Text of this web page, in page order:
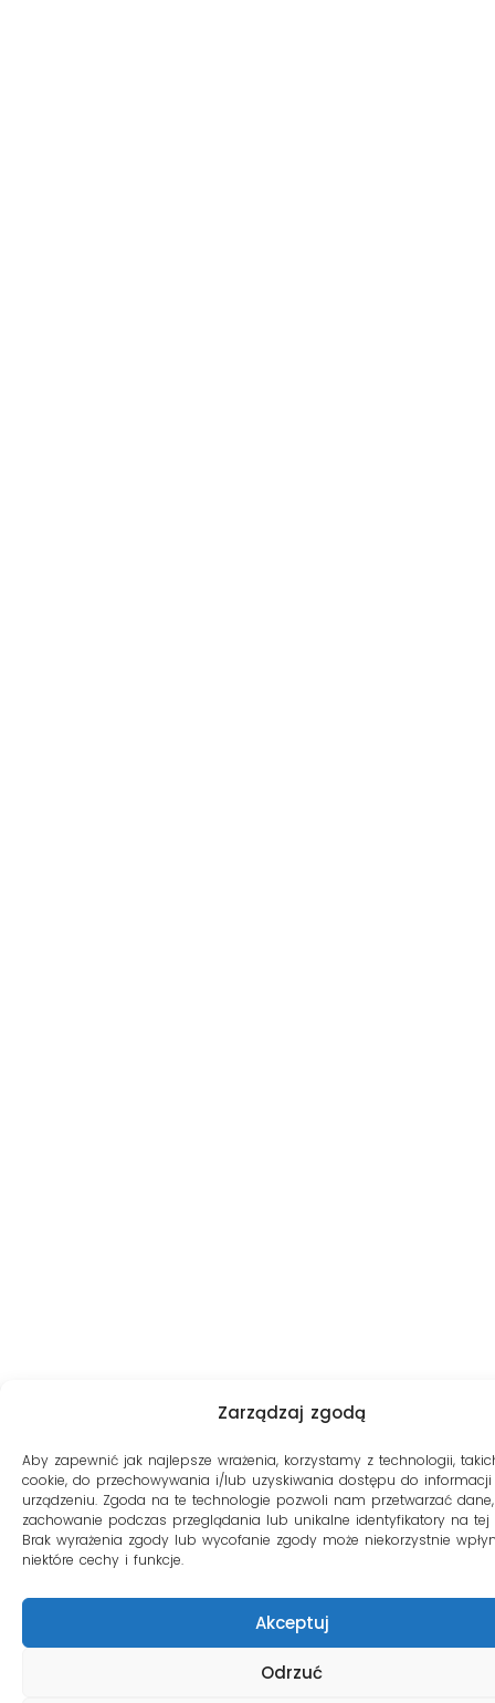
Zarządzaj zgodą
Aby zapewnić jak najlepsze wrażenia, korzystamy z technologii,
cookie, do przechowywania i/lub uzyskiwania dostępu do
urządzeniu. Zgoda na te technologie pozwoli nam przetwarzać
zachowanie podczas przeglądania lub unikalne identyfikatory na tej
Brak wyrażenia zgody lub wycofanie zgody może niekorzystnie
niektóre cechy i funkcje.
Akceptuj
Odrzuć